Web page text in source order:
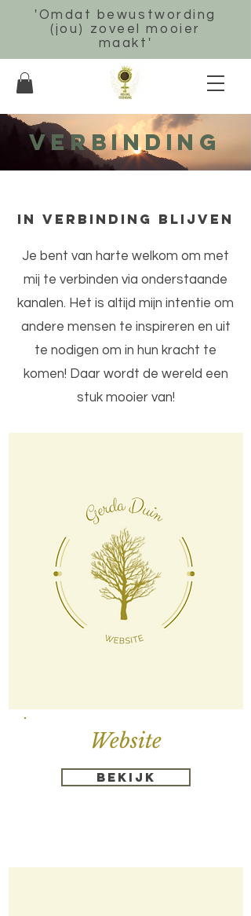
'Omdat bewustwording
(jou) zoveel mooier
maakt'
Verbinding
In verbinding blijven
Je bent van harte welkom om met
mij te verbinden via onderstaande
kanalen. Het is altijd mijn intentie om
andere mensen te inspireren en uit
te nodigen om in hun kracht te
komen! Daar wordt de wereld een
stuk mooier van!
Website
Bekijk